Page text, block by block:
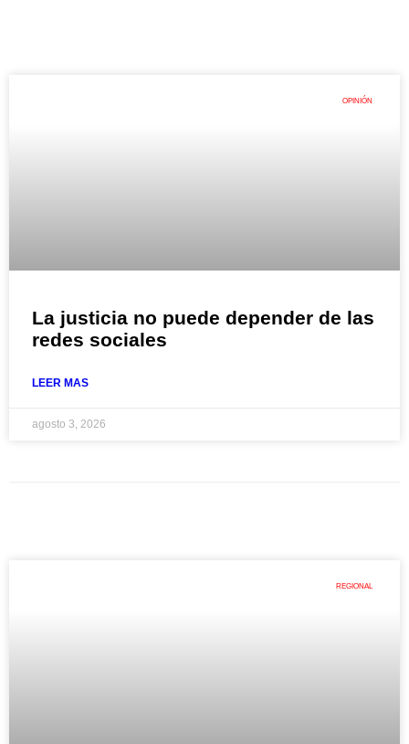
OPINIÓN
La justicia no puede depender de las
redes sociales
LEER MAS
agosto 3, 2026
REGIONAL